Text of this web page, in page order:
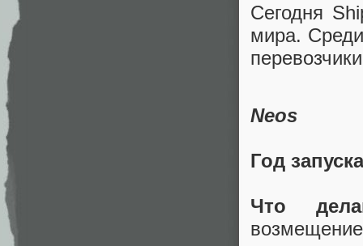
Сегодня
мира.
Neos
Год запуска
Что